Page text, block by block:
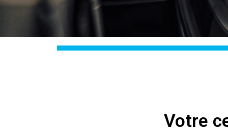
Votre